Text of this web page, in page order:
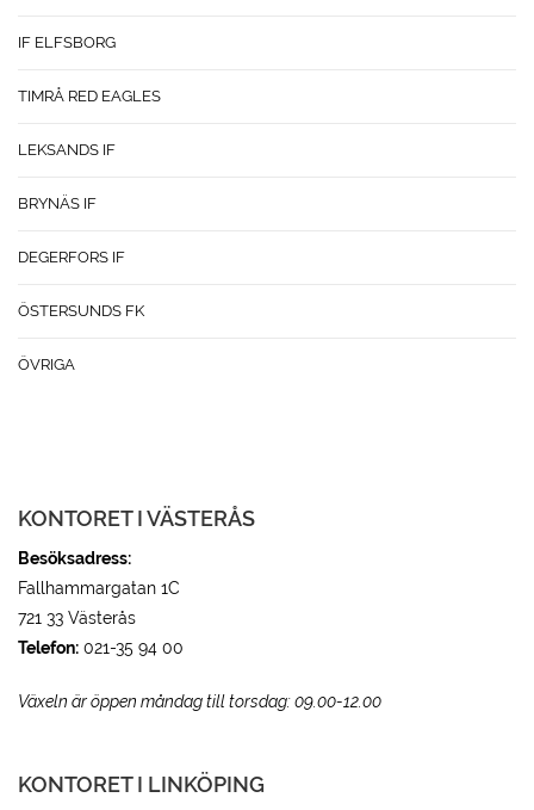
IF ELFSBORG
TIMRÅ RED EAGLES
LEKSANDS IF
BRYNÄS IF
DEGERFORS IF
ÖSTERSUNDS FK
ÖVRIGA
KONTORET I VÄSTERÅS
Besöksadress:
Fallhammargatan 1C
721 33 Västerås
Telefon: 021-35 94 00
Växeln är öppen måndag till torsdag: 09.00-12.00
KONTORET I LINKÖPING